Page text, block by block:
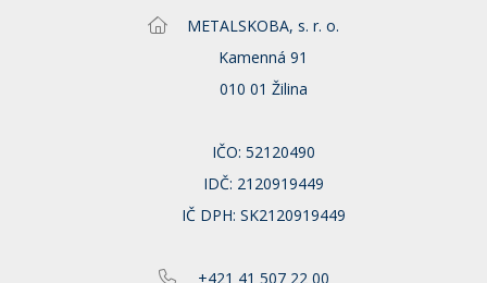
METALSKOBA, s. r. o.
Kamenná 91
010 01 Žilina
IČO: 52120490
IDČ: 2120919449
IČ DPH: SK2120919449
+421 41 507 22 00